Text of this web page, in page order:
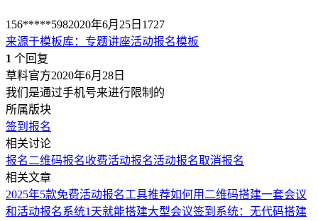
156*****5982020年6月25日 1727
来源于模板库： 专题讲座活动报名模板
1 个回复
草料官方2020年6月28日
我们是通过手机号来进行限制的
所属版块
签到报名
相关讨论
报名二维码报名收费活动报名活动报名取消报名
相关文章
2025年5款免费活动报名工具推荐如何用二维码搭建一套会议
和活动报名系统1天就能搭建大型会议签到系统：无代码搭建